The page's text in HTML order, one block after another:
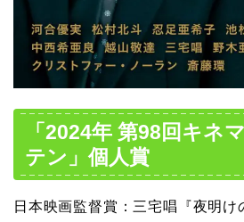
「2024年 第98回キネ
テン」個人賞
日本映画監督賞：三宅唱『夜明け